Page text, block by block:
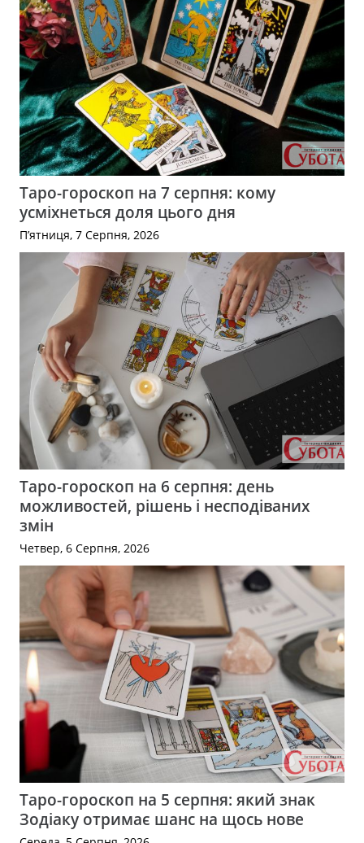
Таро-гороскоп на 7 серпня: кому
усміхнеться доля цього дня
П’ятниця, 7 Серпня, 2026
Таро-гороскоп на 6 серпня: день
можливостей, рішень і несподіваних
змін
Четвер, 6 Серпня, 2026
Таро-гороскоп на 5 серпня: який знак
Зодіаку отримає шанс на щось нове